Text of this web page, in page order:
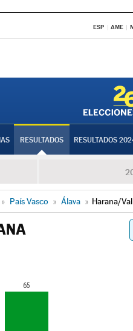
ESP AME
RESULTADOS RESULTADOS
» País Vasco » Álava » Harana/
65